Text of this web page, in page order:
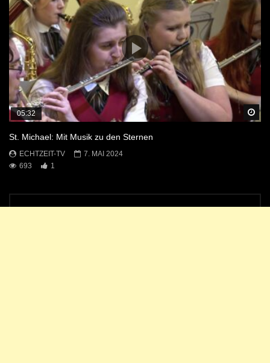
05:32
St. Michael: Mit Musik zu den Sternen
ECHTZEIT-TV
7. MAI 2024
693
1